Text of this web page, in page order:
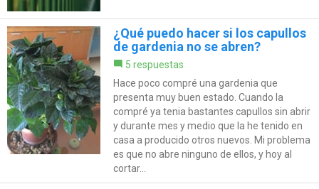
¿Qué puedo hacer si los capullos
de gardenia no se abren?
5 respuestas
Hace poco compré una gardenia que
presenta muy buen estado. Cuando la
compré ya tenia bastantes capullos sin abrir
y durante mes y medio que la he tenido en
casa a producido otros nuevos. Mi problema
es que no abre ninguno de ellos, y hoy al
cortar...